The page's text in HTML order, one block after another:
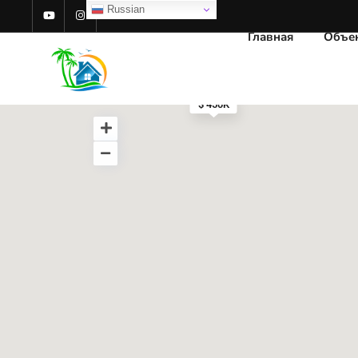
Главная
$ 628K
$ 450K
Russian